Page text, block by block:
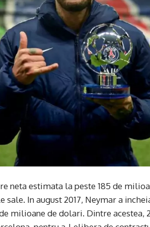
neta estimata la peste 185 de
In august 2017, Neymar a
milioane de dolari. Dintre acestea,